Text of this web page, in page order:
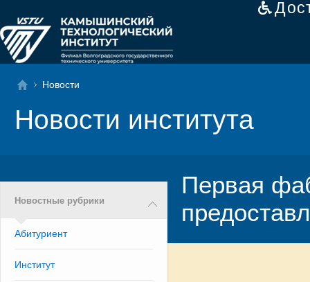
Новости
Новости института
Новостные рубрики
Абитуриент
Институт
Первая